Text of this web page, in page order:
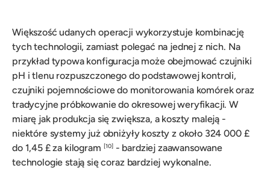
Większość udanych operacji wykorzystuje kombinację
tych technologii, zamiast polegać na jednej z nich. Na
przykład typowa konfiguracja może obejmować czujniki
pH i tlenu rozpuszczonego do podstawowej kontroli,
czujniki pojemnościowe do monitorowania komórek oraz
tradycyjne próbkowanie do okresowej weryfikacji. W
miarę jak produkcja się zwiększa, a koszty maleją -
niektóre systemy już obniżyły koszty z około 324 000 £
do 1,45 £ za kilogram
[10]- bardziej zaawansowane
technologie stają się coraz bardziej wykonalne.